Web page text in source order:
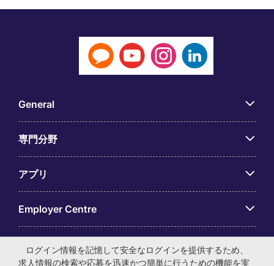
General
専門分野
アプリ
Employer Centre
ログイン情報を記憶して安全なログインを提供するため、
求人情報の検索や応募を迅速かつ簡単に行うための機能を実